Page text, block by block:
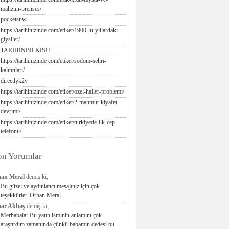
mahzun-prenses/
pocketsnw
https://tarihinizinde com/etiket/1900-lu-yillardaki-
giysiler/
TARIHINBILKISU
https://tarihinizinde com/etiket/sodom-sehri-
kalintilari/
directlyk2v
https://tarihinizinde com/etiket/ozel-haller-problemi/
https://tarihinizinde com/etiket/2-mahmut-kiyafet-
devrimi/
https://tarihinizinde com/etiket/turkiyede-ilk-cep-
telefonu/
Yorumlar
Meral demiş ki;
Bu güzel ve aydınlatıcı mesajınız için çok
teşekkürler. Orhan Meral...
Akbaş demiş ki;
Merhabalar Bu yatın isminin anlamını çok
araştırdım zamanında çünkü babamın dedesi bu